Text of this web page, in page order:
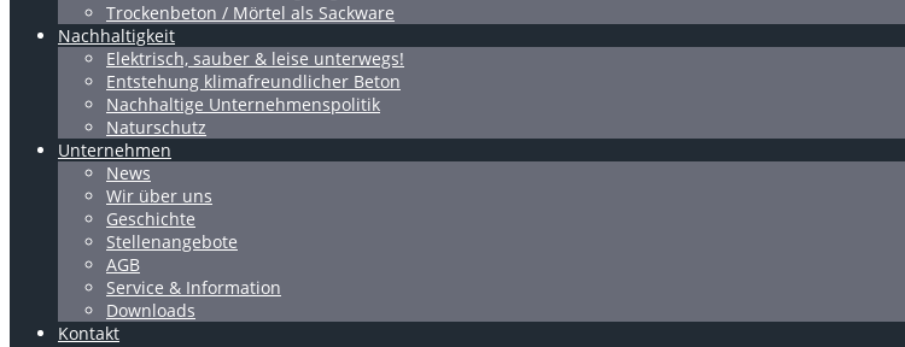
Trockenbeton / Mörtel als Sackware
Nachhaltigkeit
Elektrisch, sauber & leise unterwegs!
Entstehung klimafreundlicher Beton
Nachhaltige Unternehmenspolitik
Naturschutz
Unternehmen
News
Wir über uns
Geschichte
Stellenangebote
AGB
Service & Information
Downloads
Kontakt